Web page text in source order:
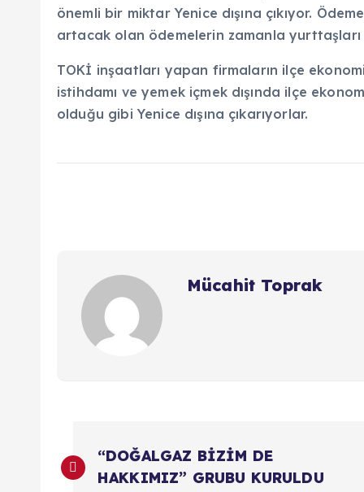
önemli bir miktar Yenice dışına çıkıyor.
artacak olan ödemelerin zamanla
TOKİ inşaatları yapan firmaların ilçe
istihdamı ve yemek içmek dışında ilçe
olduğu gibi Yenice dışına çıkarıyorlar.
Mücahit Toprak
Y
“DOĞALGAZ BİZİM DE
HAKKIMIZ” GRUBU KURULDU